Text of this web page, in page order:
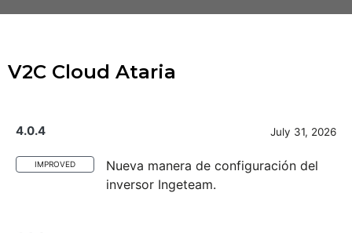
V2C Cloud Ataria
4.0.4 July 31, 2026
IMPROVED
Nueva manera de configuración del
inversor Ingeteam.